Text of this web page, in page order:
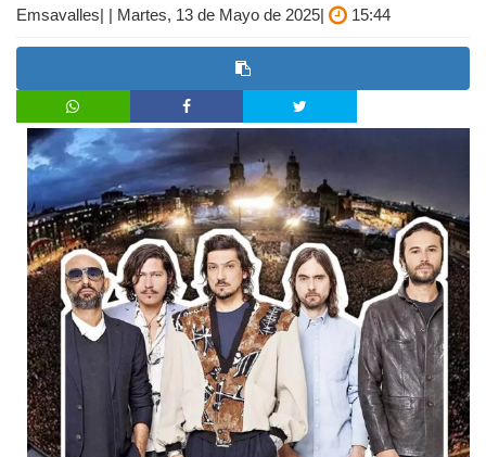
Emsavalles| | Martes, 13 de Mayo de 2025| 15:44